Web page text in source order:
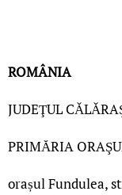
ROMÂNIA
JUDEŢUL
PRIMĂRIA
orașul Fundulea,